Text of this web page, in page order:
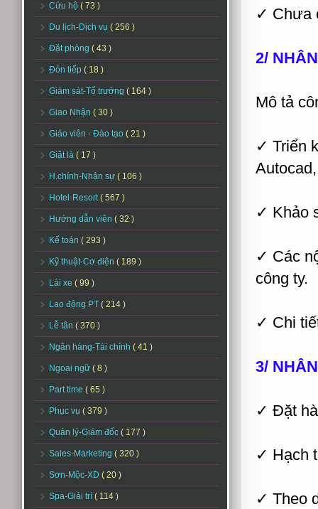
Cứu hộ ( 73 )
Du lịch-Dịch vụ ( 256 )
Đặt phòng ( 43 )
Đón tiếp ( 18 )
Giám sát-Tổ trưởng ( 164 )
Giao Nhận ( 30 )
Giáo viên - Đào tạo ( 21 )
Giặt là ( 17 )
H.chính-Nhân sự ( 106 )
Hotel-Resort( 567 )
Hướng dẫn viên ( 32 )
Kế toán ( 293 )
Kỹ thuật-Cơ điện ( 189 )
Lái xe ( 99 )
Lao động PT ( 214 )
Lễ tân ( 370 )
Ngân hàng-Tài chính ( 41 )
Ngoại ngữ ( 8 )
Part time ( 65 )
Phục vụ ( 379 )
Quản lý-Giám đốc ( 177 )
Sales-Marketing ( 320 )
Sơn-Mộc-XD ( 20 )
Spa-Giải trí ( 114 )
✓ Chưa
2/
Mô tả
✓ Triển
✓ Khảo
✓ Các
công ty.
✓ Chi
3/
✓ Đặt
✓ Hạch
✓ Theo